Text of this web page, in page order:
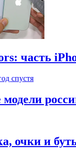
часть
спустя
очки и